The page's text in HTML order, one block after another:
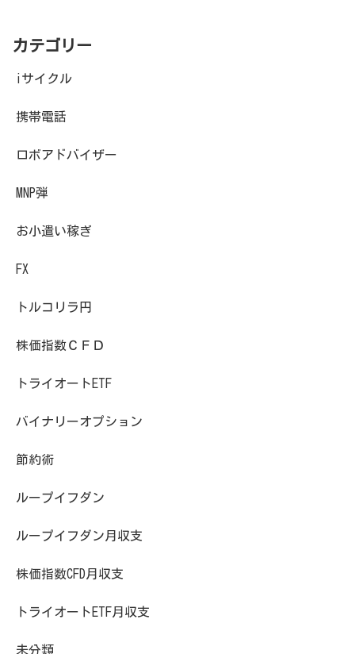
カテゴリー
iサイクル
携帯電話
ロボアドバイザー
MNP弾
お小遣い稼ぎ
FX
トルコリラ円
株価指数ＣＦＤ
トライオートETF
バイナリーオプション
節約術
ループイフダン
ループイフダン月収支
株価指数CFD月収支
トライオートETF月収支
未分類